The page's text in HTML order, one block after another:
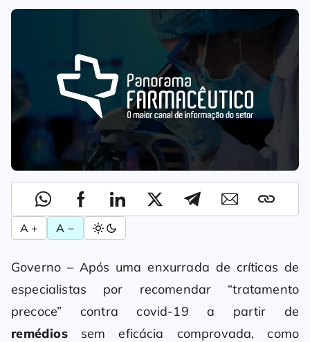
A + A −
Governo – Após uma enxurrada de críticas de
especialistas por recomendar “tratamento
precoce” contra covid-19 a partir de
remédiossem eficácia comprovada, como